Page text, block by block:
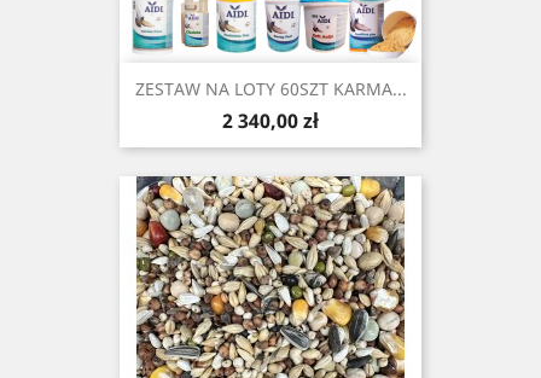
ZESTAW NA LOTY 60SZT KARMA...
Cena
2 340,00 zł